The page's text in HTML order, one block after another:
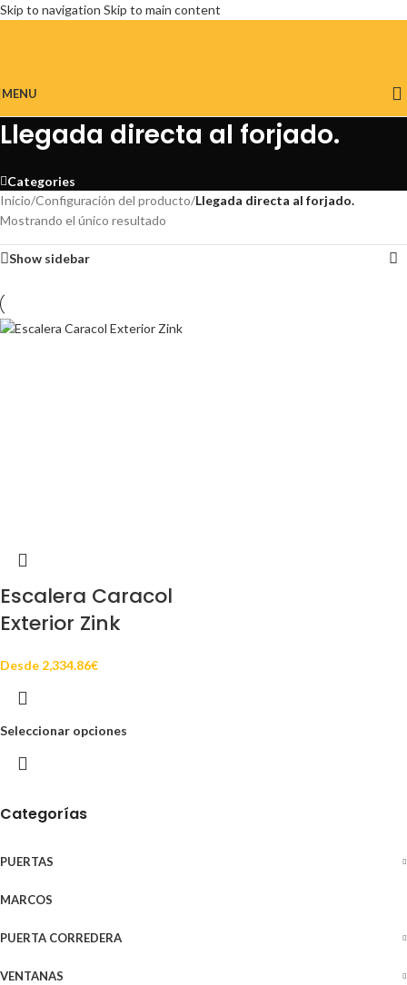
Skip to navigation Skip to main content
MENU
Llegada directa al forjado.
Categories
Categorías
PUERTAS
MARCOS
PUERTA CORREDERA
VENTANAS
Inicio/Configuración del producto/Llegada directa al forjado.
Mostrando el único resultado
Show sidebar
Escalera Caracol
Exterior Zink
Desde 2,334.86€
Seleccionar opciones